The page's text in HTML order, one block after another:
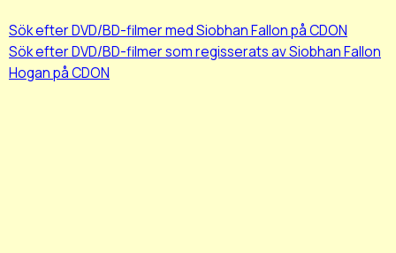
Sök efter DVD/BD-filmer med Siobhan Fallon på CDON
Sök efter DVD/BD-filmer som regisserats av Siobhan Fallon
Hogan på CDON